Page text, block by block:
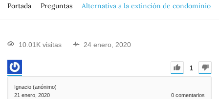
Portada Preguntas Alternativa a la extinción de condominio
10.01K visitas 24 enero, 2020
1
Ignacio (anónimo)
21 enero, 2020
0 comentarios